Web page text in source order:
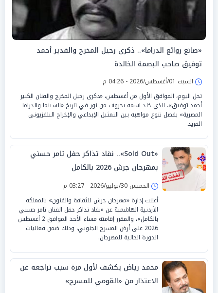
«صانع روائع الدراما».. ذكرى رحيل المخرج والقدير أحمد
توفيق صاحب البصمة الخالدة
السبت 01/أغسطس/2026 - 04:26 م
تحل اليوم، الموافق الأول من أغسطس، «ذكرى رحيل المخرج والفنان الكبير
أحمد توفيق»، الذي خلد اسمه بحروف من نور في تاريخ «السينما والدراما
المصرية» بفضل تنوع مواهبه بين التمثيل الإبداعي والإخراج التلفزيوني
الفريد.
«Sold Out».. نفاد تذاكر حفل تامر حسني
بمهرجان جرش 2026 بالكامل
الخميس 30/يوليو/2026 - 03:27 م
أعلنت إدارة «مهرجان جرش للثقافة والفنون» بالمملكة
الأردنية الهاشمية عن «نفاد تذاكر حفل الفنان تامر حسني
بالكامل»، والمقرر إقامته مساء الأحد الموافق 2 أغسطس
2026 على أرض المسرح الجنوبي، وذلك ضمن فعاليات
الدورة الحالية للمهرجان.
محمد رياض يكشف لأول مرة سبب تراجعه عن
الاعتذار من «القومي للمسرح»